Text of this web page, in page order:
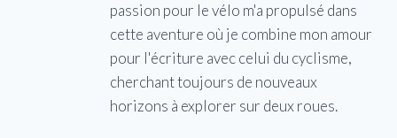
passion pour le vélo m'a propulsé dans
cette aventure où je combine mon amour
pour l'écriture avec celui du cyclisme,
cherchant toujours de nouveaux
horizons à explorer sur deux roues.